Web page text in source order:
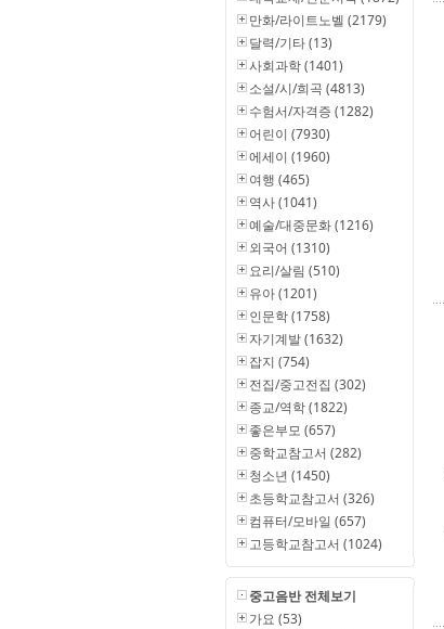
만화/라이트노벨 (2179)
달력/기타 (13)
사회과학 (1401)
소설/시/희곡 (4813)
수험서/자격증 (1282)
어린이 (7930)
에세이 (1960)
여행 (465)
역사 (1041)
예술/대중문화 (1216)
외국어 (1310)
요리/살림 (510)
유아 (1201)
인문학 (1758)
자기계발 (1632)
잡지 (754)
전집/중고전집 (302)
종교/역학 (1822)
좋은부모 (657)
중학교참고서 (282)
청소년 (1450)
초등학교참고서 (326)
컴퓨터/모바일 (657)
고등학교참고서 (1024)
중고음반 전체보기
가요 (53)